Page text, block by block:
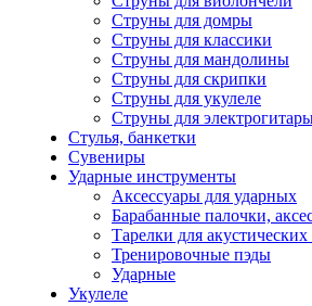
Струны для домры
Струны для классики
Струны для мандолины
Струны для скрипки
Струны для укулеле
Струны для
Стулья, банкетки
Сувениры
Ударные инструменты
Аксессуары для ударных
Барабанные палочки,
Тарелки для
Тренировочные пэды
Ударные
Укулеле